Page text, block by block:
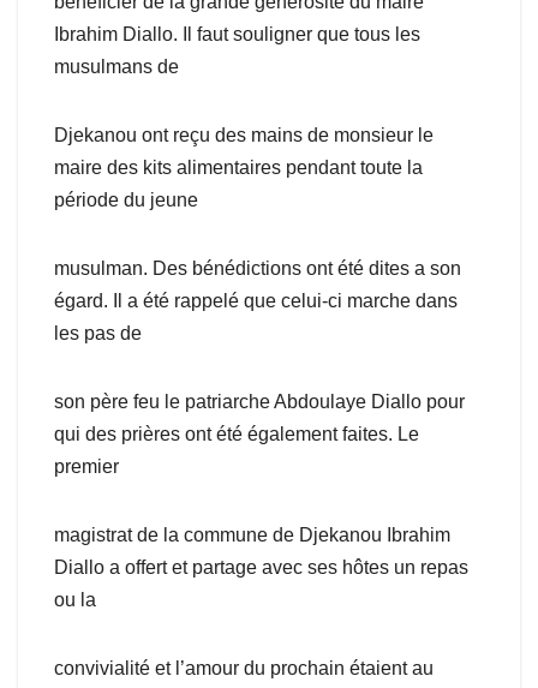
Ibrahim Diallo. Il faut souligner que tous les
musulmans de
Djekanou ont reçu des mains de monsieur le
maire des kits alimentaires pendant toute la
période du jeune
musulman. Des bénédictions ont été dites a son
égard. Il a été rappelé que celui-ci marche dans
les pas de
son père feu le patriarche Abdoulaye Diallo pour
qui des prières ont été également faites. Le
premier
magistrat de la commune de Djekanou Ibrahim
Diallo a offert et partage avec ses hôtes un repas
ou la
convivialité et l’amour du prochain étaient au